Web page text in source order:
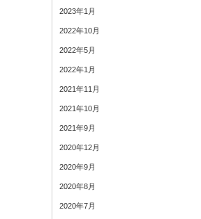
2023年1月
2022年10月
2022年5月
2022年1月
2021年11月
2021年10月
2021年9月
2020年12月
2020年9月
2020年8月
2020年7月